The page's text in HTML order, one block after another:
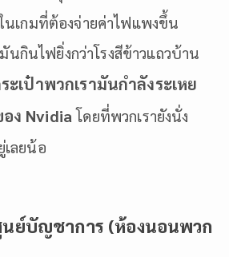
นเกมที่ต้องจ่ายค่าไฟแพงขึ้น
นกินไฟยิ่งกว่าโรงสีข้าวแถวบ้าน
ะเป๋าพวกเรามันกำลังระเหย
ง Nvidia โดยที่พวกเรายังนั่ง
ลยน้อ
ย์บัญชาการ (ห้องนอนพวก